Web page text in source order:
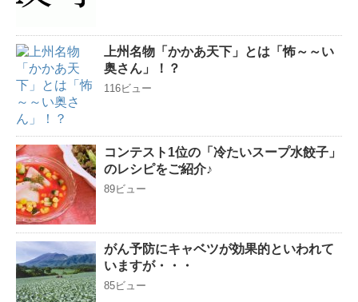
上州名物「かかあ天下」とは「怖～～い
奥さん」！？
116ビュー
コンテスト1位の「冷たいスープ水餃子」
のレシピをご紹介♪
89ビュー
がん予防にキャベツが効果的といわれて
いますが・・・
85ビュー